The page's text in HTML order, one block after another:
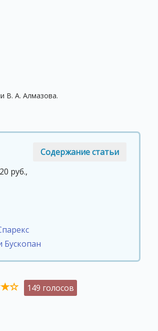
В. А. Алмазова.
Содержание статьи
руб.,
Бускопан
149 голосов